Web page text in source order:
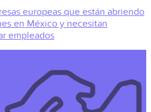
europeas que están abriendo
en México y necesitan
empleados